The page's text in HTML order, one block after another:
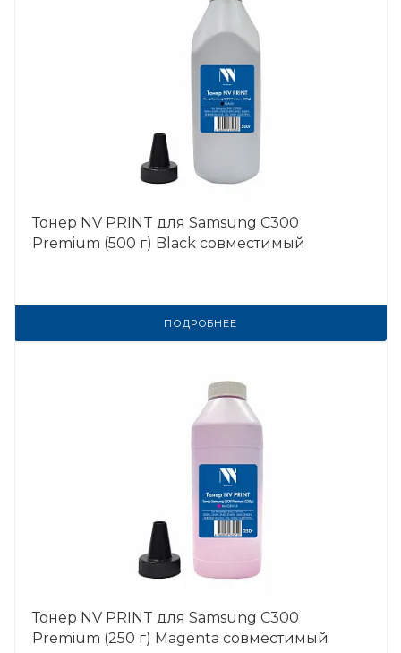
Тонер NV PRINT для Samsung C300
Premium (500 г) Black совместимый
ПОДРОБНЕЕ
Тонер NV PRINT для Samsung C300
Premium (250 г) Magenta совместимый